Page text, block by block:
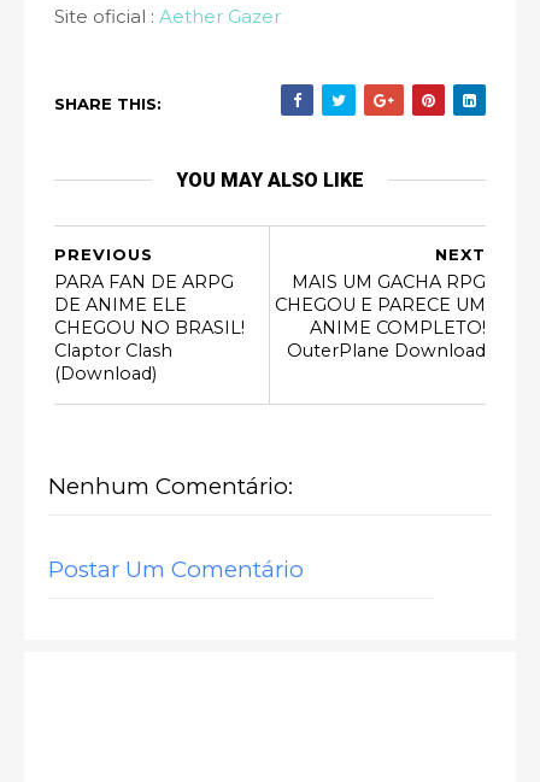
Site oficial : Aether Gazer
SHARE THIS:
YOU MAY ALSO LIKE
NEXT
MAIS UM GACHA RPG
CHEGOU E PARECE UM
ANIME COMPLETO!
OuterPlane Download
PREVIOUS
PARA FAN DE ARPG
DE ANIME ELE
CHEGOU NO BRASIL!
Claptor Clash
(Download)
Nenhum Comentário:
Postar Um Comentário